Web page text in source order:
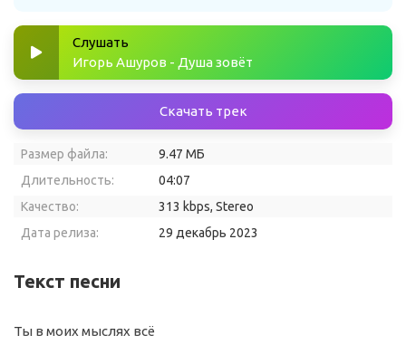
Слушать
Игорь Ашуров - Душа зовёт
Скачать трек
Размер файла:
9.47 МБ
Длительность:
04:07
Качество:
313 kbps, Stereo
Дата релиза:
29 декабрь 2023
Текст песни
Ты в моих мыслях всё